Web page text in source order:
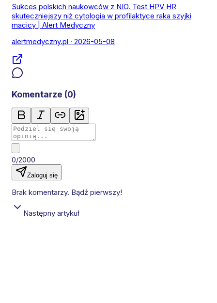
Sukces polskich naukowców z NIO. Test HPV HR
skuteczniejszy niż cytologia w profilaktyce raka szyjki
macicy | Alert Medyczny
alertmedyczny.pl · 2026-05-08
Komentarze (0)
0/2000
Zaloguj się
Brak komentarzy. Bądź pierwszy!
Następny artykuł